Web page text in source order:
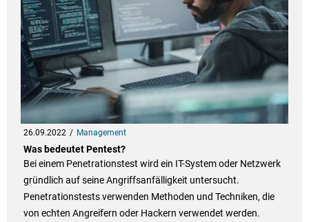
26.09.2022 Management
Was bedeutet Pentest?
Bei einem Penetrationstest wird ein IT-System oder Netzwerk
gründlich auf seine Angriffsanfälligkeit untersucht.
Penetrationstests verwenden Methoden und Techniken, die
von echten Angreifern oder Hackern verwendet werden.